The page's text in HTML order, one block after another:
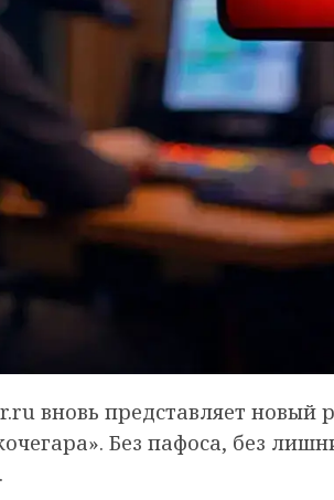
вновь представляет новый
Без пафоса, без